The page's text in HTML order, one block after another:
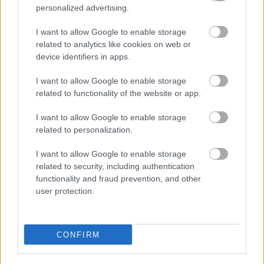
personalized advertising.
I want to allow Google to enable storage
related to analytics like cookies on web or
device identifiers in apps.
I want to allow Google to enable storage
related to functionality of the website or app.
I want to allow Google to enable storage
related to personalization.
I want to allow Google to enable storage
related to security, including authentication
functionality and fraud prevention, and other
user protection.
CONFIRM
Salveaza-mi numele, email-ul si adresa web pentru
comentarii viitoare.
Articole relatate